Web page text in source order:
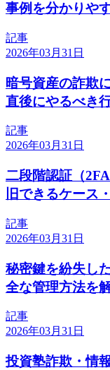
事例を分かりや
記事
2026年03月31日
暗号資産の詐欺
直後にやるべき
記事
2026年03月31日
二段階認証（
旧できるケース
記事
2026年03月31日
秘密鍵を紛失し
全な管理方法を
記事
2026年03月31日
投資塾詐欺・情